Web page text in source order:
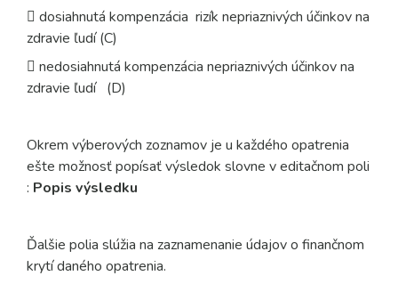
 dosiahnutá kompenzácia rizík nepriaznivých účinkov na
zdravie ľudí (C)
 nedosiahnutá kompenzácia nepriaznivých účinkov na
zdravie ľudí (D)
Okrem výberových zoznamov je u každého opatrenia
ešte možnosť popísať výsledok slovne v editačnom poli
: Popis výsledku
Ďalšie polia slúžia na zaznamenanie údajov o finančnom
krytí daného opatrenia.